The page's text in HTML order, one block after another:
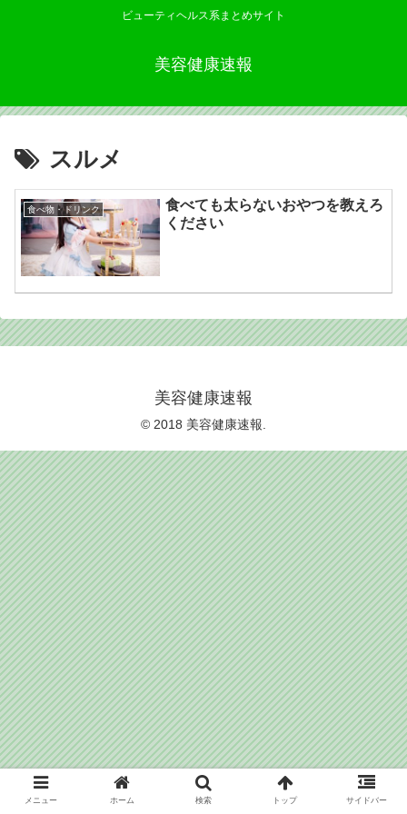
ビューティヘルス系まとめサイト
美容健康速報
スルメ
食べ物・ドリンク
食べても太らないおやつを教えろ
ください
美容健康速報
© 2018 美容健康速報.
メニュー ホーム 検索 トップ サイドバー